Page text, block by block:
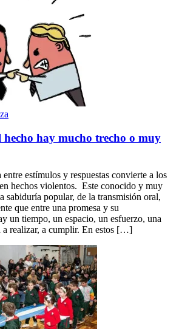
hecho hay mucho trecho o muy
entre estímulos y respuestas convierte a los
hechos violentos. Este conocido y muy
sabiduría popular, de la transmisión oral,
que entre una promesa y su
un tiempo, un espacio, un esfuerzo, una
a realizar, a cumplir. En estos […]